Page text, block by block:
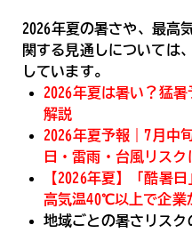
2026年夏の暑さや、最高
関する見通しについては
しています。
2026年夏は暑い？猛
解説
2026年夏予報｜7月中
日・雷雨・台風リスク
【2026年夏】「酷暑
高気温40℃以上で企業
地域ごとの暑さリス